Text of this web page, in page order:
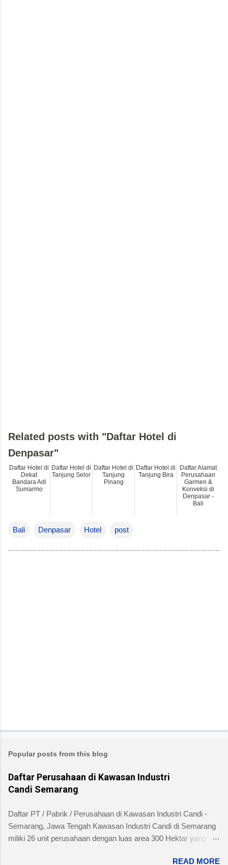
Bali Denpasar Hotel post
Related posts with "Daftar Hotel di
Denpasar"
Daftar Hotel di
Dekat
Bandara Adi
Sumarmo
Daftar Hotel di
Tanjung Selor
Daftar Hotel di
Tanjung
Pinang
Daftar Hotel di
Tanjung Bira
Daftar Alamat
Perusahaan
Garmen &
Konveksi di
Denpasar -
Bali
Popular posts from this blog
Daftar Perusahaan di Kawasan Industri
Candi Semarang
Daftar PT / Pabrik / Perusahaan di Kawasan Industri Candi -
Semarang, Jawa Tengah Kawasan Industri Candi di Semarang
miliki 26 unit perusahaan dengan luas area 300 Hektar yang
Kecamatan Ngaliyan dan memiliki fasilitas tanah yang siap
READ MORE